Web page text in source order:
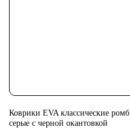
Коврики EVA классические ромб
серые с черной окантовкой